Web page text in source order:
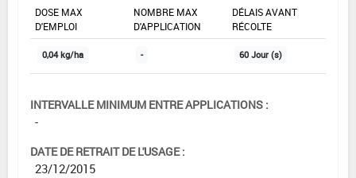
DOSE MAX
D'EMPLOI
NOMBRE MAX
D'APPLICATION
DÉLAIS AVANT
RÉCOLTE
0,04 kg/ha - 60 Jour (s)
INTERVALLE MINIMUM ENTRE APPLICATIONS :
-
DATE DE RETRAIT DE L'USAGE :
23/12/2015